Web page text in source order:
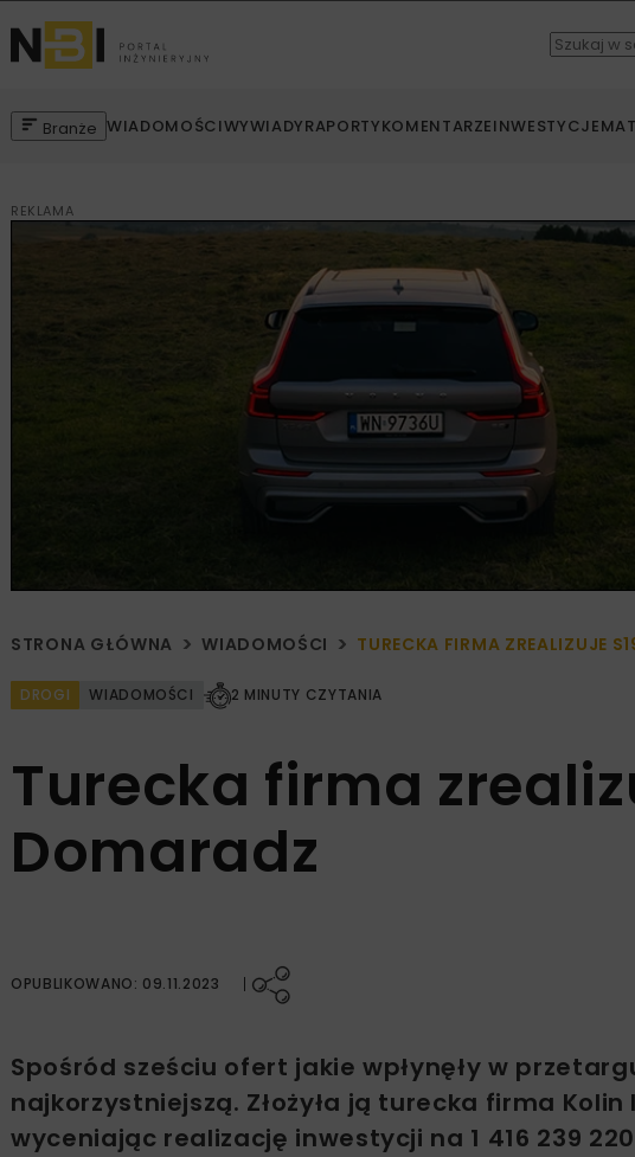
Branże WIADOMOŚCIWYWIADYRAPORTYKOMENTARZEINWESTYCJE
REKLAMA
STRONA GŁÓWNA WIADOMOŚCI TURECKA FIRMA ZREALIZUJE
DROGI WIADOMOŚCI 2 MINUTY CZYTANIA
Turecka firma
Domaradz
OPUBLIKOWANO: 09.11.2023
Spośród sześciu ofert jakie wpłynęły w
najkorzystniejszą. Złożyła ją turecka firma
wyceniając realizację inwestycji na 1 416 239 220